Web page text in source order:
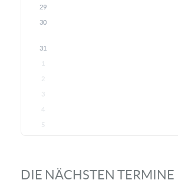
29
30
31
1
2
3
4
5
DIE NÄCHSTEN TERMINE